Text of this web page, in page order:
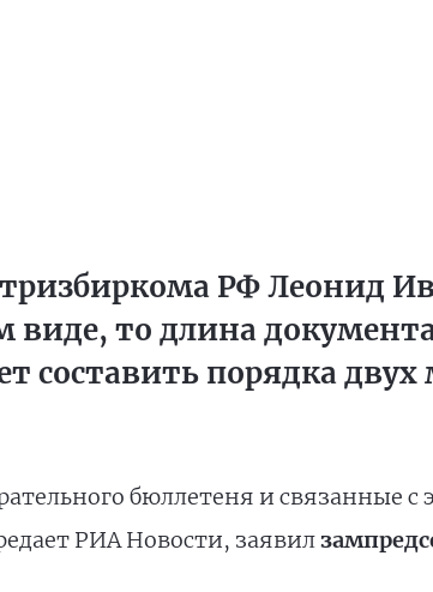
РФ Леонид
то длина
составить порядка двух
бюллетеня и связанные с
РИА Новости, заявил